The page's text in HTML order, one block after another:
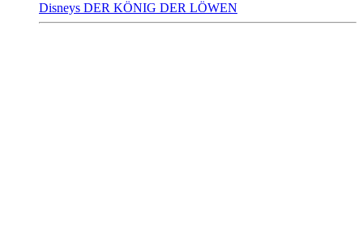
Disneys DER KÖNIG DER LÖWEN